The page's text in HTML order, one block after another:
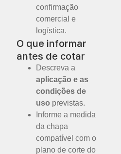
confirmação
comercial e
logística.
O que informar
antes de cotar
Descreva a
aplicação e as
condições de
uso previstas.
Informe a medida
da chapa
compatível com o
plano de corte do